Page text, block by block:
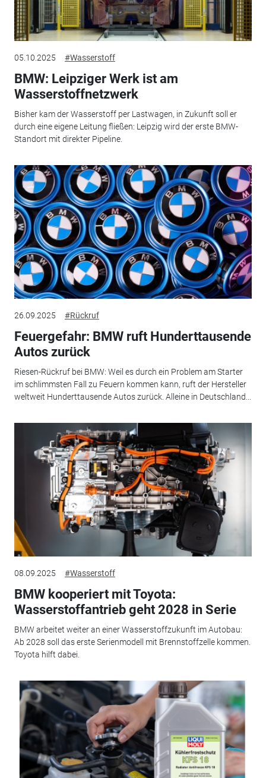
05.10.2025 #Wasserstoff
BMW: Leipziger Werk ist am
Wasserstoffnetzwerk
Bisher kam der Wasserstoff per Lastwagen, in Zukunft soll er
durch eine eigene Leitung fließen: Leipzig wird der erste BMW-
Standort mit direkter Pipeline.
26.09.2025 #Rückruf
Feuergefahr: BMW ruft Hunderttausende
Autos zurück
Riesen-Rückruf bei BMW: Weil es durch ein Problem am Starter
im schlimmsten Fall zu Feuern kommen kann, ruft der Hersteller
weltweit Hunderttausende Autos zurück. Alleine in Deutschland...
08.09.2025 #Wasserstoff
BMW kooperiert mit Toyota:
Wasserstoffantrieb geht 2028 in Serie
BMW arbeitet weiter an einer Wasserstoffzukunft im Autobau:
Ab 2028 soll das erste Serienmodell mit Brennstoffzelle kommen.
Toyota hilft dabei.